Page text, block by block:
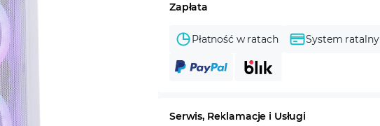
Zapłata
Płatność w ratach System ratalny
Serwis, Reklamacje i Usługi